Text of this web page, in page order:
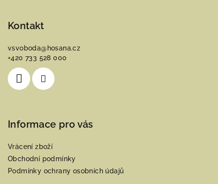
Kontakt
vsvoboda@ hosana.cz
+420 733 528 000
Informace pro vás
Vrácení zboží
Obchodní podmínky
Podmínky ochrany osobních údajů